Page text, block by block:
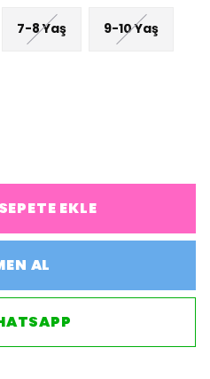
7-8 Yaş 9-10 Yaş
SEPETE EKLE
AL